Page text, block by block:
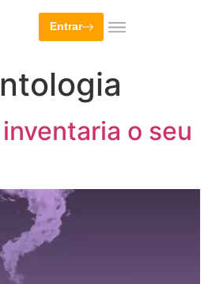
Entrar
o seu